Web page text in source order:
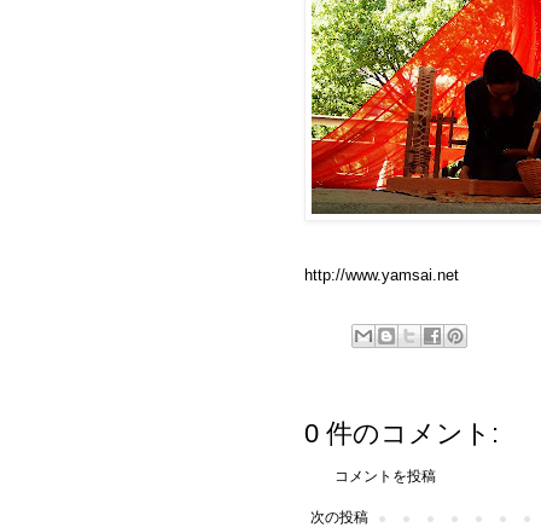
http://www.yamsai.net
0 件のコメント:
コメントを投稿
次の投稿